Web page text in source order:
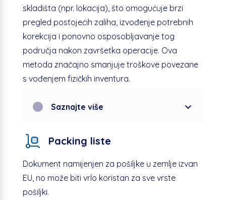
skladišta (npr. lokacija), što omogućuje brzi
pregled postojećih zaliha, izvođenje potrebnih
korekcija i ponovno osposobljavanje tog
područja nakon završetka operacije. Ova
metoda značajno smanjuje troškove povezane
s vođenjem fizičkih inventura.
Saznajte više
Packing liste
Dokument namijenjen za pošiljke u zemlje izvan
EU, no može biti vrlo koristan za sve vrste
pošiljki.